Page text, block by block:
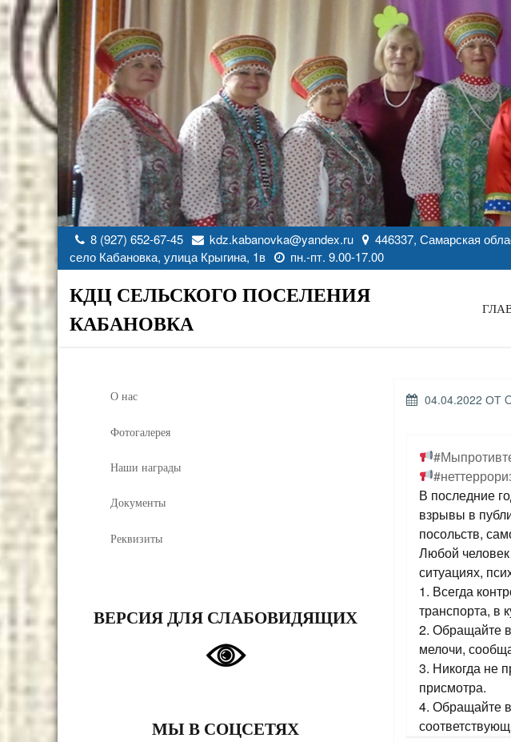
Перейти
к
содержимому
8 (927) 652-67-45 kdz.kabanovka@yandex.ru
446337, Самарская
село Кабановка, улица Крыгина, 1в
пн.-пт. 9.00-17.00
КДЦ СЕЛЬСКОГО ПОСЕЛЕНИЯ
КАБАНОВКА
О нас
Фотогалерея
Наши награды
Документы
Реквизиты
ВЕРСИЯ ДЛЯ СЛАБОВИДЯЩИХ
МЫ В СОЦСЕТЯХ
04.04.2022 ОТ
В последние
взрывы в
посольств,
Любой
ситуациях,
1. Всегда
транспорта, в
2. Обращайте
мелочи,
3. Никогда не
присмотра.
4. Обращайте